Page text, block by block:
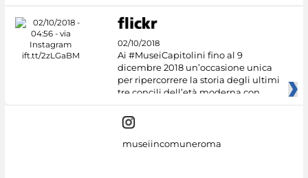
02/10/2018
Ai #MuseiCapitolini fino al 9
dicembre 2018 un’occasione unica
per ripercorrere la storia degli ultimi
tre concili dell’età moderna con
museiincomuneroma